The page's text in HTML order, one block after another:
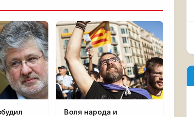
Воля народа и